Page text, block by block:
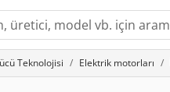
Teknolojisi Elektrik motorları